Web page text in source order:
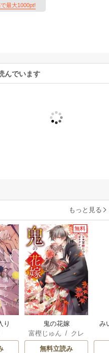
最大1000pt!
んでいます
もっと見る
り
無料
鬼の花嫁
富樫じゅん / クレ
ハ
無料立読み
み